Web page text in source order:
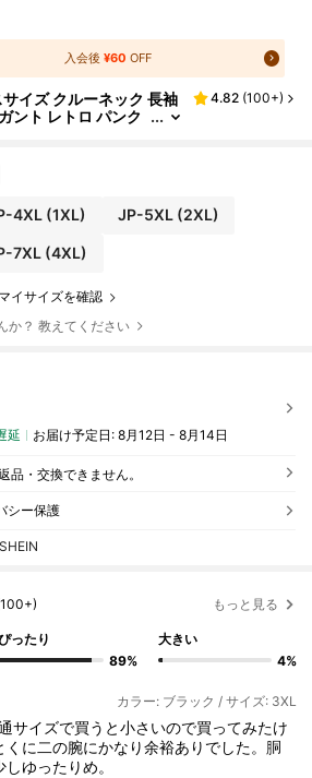
入会後 ¥60 OFF
イズ クルーネック 長袖
ント レトロ パンク
4.82 (100+)
4XL (1XL) JP-5XL(2XL)
7XL (4XL)
マイサイズを確認
か？ 教えてください
延 お届け予定日: 8月12日 - 8月14日
品・交換できません。
シー保護
もっと見る
ったり
89%
大きい
4%
カラー: ブラック / サイズ: 3XL
サイズで買うと小さいので買ってみたけ
くに二の腕にかなり余裕ありでした。胴
ゆったりめ。